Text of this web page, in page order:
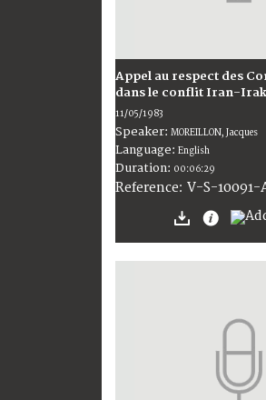
Appel au respect des
dans le conflit Iran-Irak
11/05/1983
Speaker: MOREILLON, Jacques
Language: English
Duration: 00:06:29
Reference: V-S-10091-